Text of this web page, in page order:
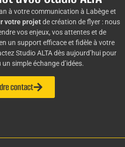
à votre communication à Labège et
votre projetde création de flyer : nous
vos enjeux, vos attentes et de
un support efficace et fidèle à votre
Studio ALTA dès aujourd’hui pour
simple échange d’idées.
contact